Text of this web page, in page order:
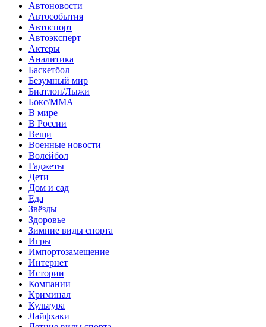
Автоновости
Автособытия
Автоспорт
Автоэксперт
Актеры
Аналитика
Баскетбол
Безумный мир
Биатлон/Лыжи
Бокс/MMA
В мире
В России
Вещи
Военные новости
Волейбол
Гаджеты
Дети
Дом и сад
Еда
Звёзды
Здоровье
Зимние виды спорта
Игры
Импортозамещение
Интернет
Истории
Компании
Криминал
Культура
Лайфхаки